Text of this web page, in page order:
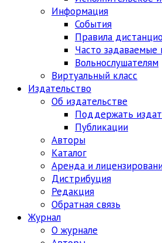
Информация
События
Правила
Часто задаваемые
Вольнослушателям
Виртуальный класс
Издательство
Об издательстве
Поддержать
Публикации
Авторы
Каталог
Аренда и
Дистрибуция
Редакция
Обратная связь
Журнал
О журнале